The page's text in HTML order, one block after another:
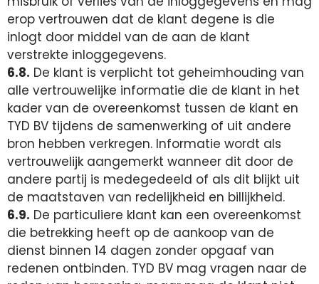
erop vertrouwen dat de klant degene is die
inlogt door middel van de aan de klant
verstrekte inloggegevens.
6.8. De klant is verplicht tot geheimhouding van
alle vertrouwelijke informatie die de klant in het
kader van de overeenkomst tussen de klant en
TYD BV tijdens de samenwerking of uit andere
bron hebben verkregen. Informatie wordt als
vertrouwelijk aangemerkt wanneer dit door de
andere partij is medegedeeld of als dit blijkt uit
de maatstaven van redelijkheid en billijkheid.
6.9. De particuliere klant kan een overeenkomst
die betrekking heeft op de aankoop van de
dienst binnen 14 dagen zonder opgaaf van
redenen ontbinden. TYD BV mag vragen naar de